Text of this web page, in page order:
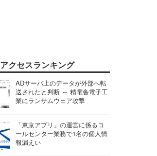
アクセスランキング
ADサーバ上のデータが外部へ転
送されたと判断 ～ 精電舎電子工
業にランサムウェア攻撃
「東京アプリ」の運営に係るコ
ールセンター業務で1名の個人情
報漏えい